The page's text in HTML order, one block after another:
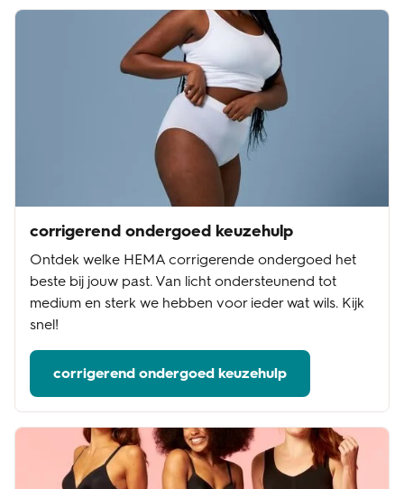
corrigerend ondergoed keuzehulp
Ontdek welke HEMA corrigerende ondergoed het
beste bij jouw past. Van licht ondersteunend tot
medium en sterk we hebben voor ieder wat wils. Kijk
snel!
corrigerend ondergoed keuzehulp